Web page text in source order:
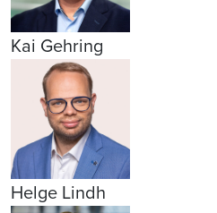
Kai Gehring
Helge Lindh